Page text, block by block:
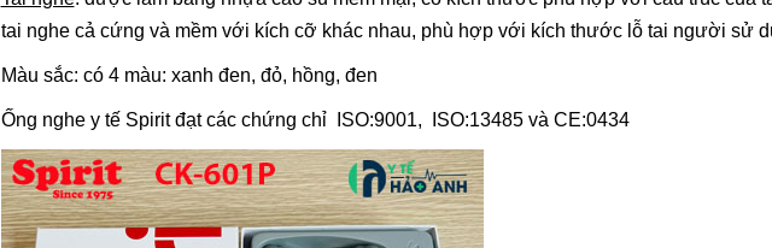
tai nghe cả cứng và mềm với kích cỡ khác nhau, phù hợp với kích thước lỗ tai người sử
Màu sắc: có 4 màu: xanh đen, đỏ, hồng, đen
Ống nghe y tếSpirit đạt các chứng chỉ ISO:9001, ISO:13485 và CE:0434